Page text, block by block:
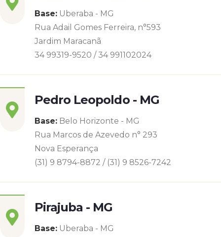
Base: Uberaba - MG
Rua Adail Gomes Ferreira, n°593
Jardim Maracanã
34 99319-9520 / 34 991102024
Pedro Leopoldo - MG
Base: Belo Horizonte - MG
Rua Marcos de Azevedo n° 293
Nova Esperança
(31) 9 8794-8872 / (31) 9 8526-7242
Pirajuba - MG
Base: Uberaba - MG